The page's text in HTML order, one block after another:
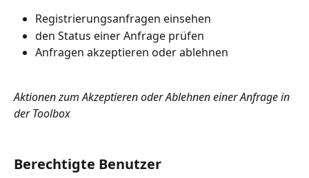
Registrierungsanfragen einsehen
den Status einer Anfrage prüfen
Anfragen akzeptieren oder ablehnen
Aktionen zum Akzeptieren oder Ablehnen einer Anfrage in
der Toolbox
Berechtigte Benutzer